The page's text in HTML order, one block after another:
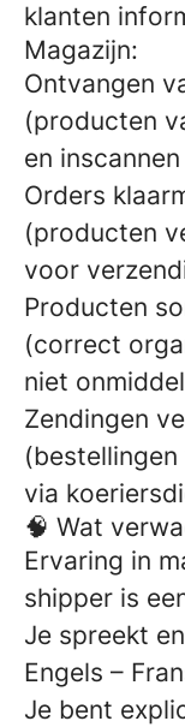
klanten
Magazijn:
Ontvangen
(producten
en
Orders
(producten
voor
Producten
(correct
niet
Zendingen
via
🧠 Wat
Ervaring in
shipper is
Je spreekt
Engels –
Je bent